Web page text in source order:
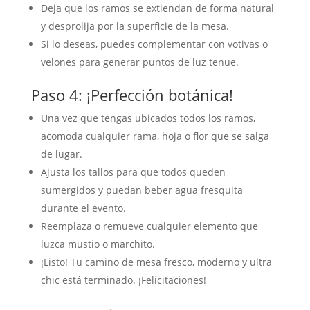
Deja que los ramos se extiendan de forma natural
y desprolija por la superficie de la mesa.
Si lo deseas, puedes complementar con votivas o
velones para generar puntos de luz tenue.
Paso 4: ¡Perfección botánica!
Una vez que tengas ubicados todos los ramos,
acomoda cualquier rama, hoja o flor que se salga
de lugar.
Ajusta los tallos para que todos queden
sumergidos y puedan beber agua fresquita
durante el evento.
Reemplaza o remueve cualquier elemento que
luzca mustio o marchito.
¡Listo! Tu camino de mesa fresco, moderno y ultra
chic está terminado. ¡Felicitaciones!